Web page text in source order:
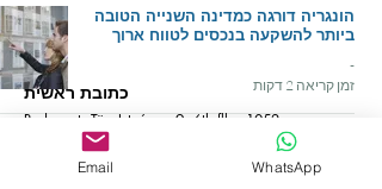
הונגריה דורגה כמדינה השנייה הטובה
ביותר להשקעה בנכסים לטווח ארוך
-
זמן קריאה 2 דקות
למה להשקיע בהונגריה?
כתובת ראשית
Budapest, Türr István u. 9, 6th fllor 1052
Budapest 1052, Hungary
Email WhatsApp